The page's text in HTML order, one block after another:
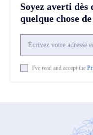
Soyez averti dès
quelque chose
I've read and accept the